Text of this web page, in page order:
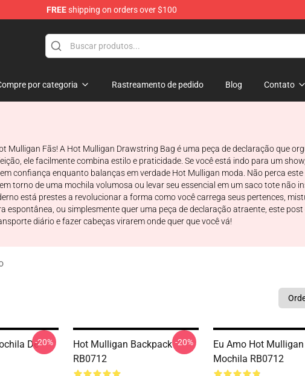
FREEshipping on orders over $100
por categoria Rastreamento de pedido Blog Contato
Fãs! A Hot Mulligan Drawstring Bag é uma peça de declaração que
ele facilmente combina estilo e praticidade. Se você está indo para um
confiança enquanto balanças em verdade Hot Mulligan moda. Não perca
torno de uma mochila volumosa ou levar seu essencial em um saco tote não
está prestes a revolucionar a forma como você carrega seus pertences,
espontânea, ou simplesmente quer uma peça de declaração atraente, este
diário e fazer cabeças virarem onde quer que você vá!
De-20%
Hot Mulligan Backpack
RB0712
-20%
Eu Amo Hot Mulligan
Mochila RB0712